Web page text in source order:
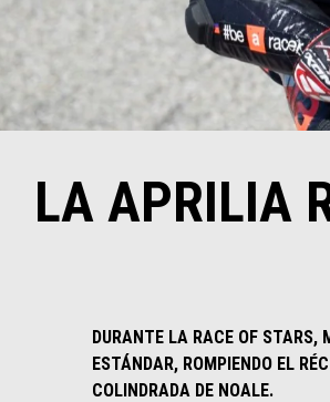
LA APRILIA
DURANTE LA RACE OF STARS,
ESTÁNDAR, ROMPIENDO EL
COLINDRADA DE NOALE.